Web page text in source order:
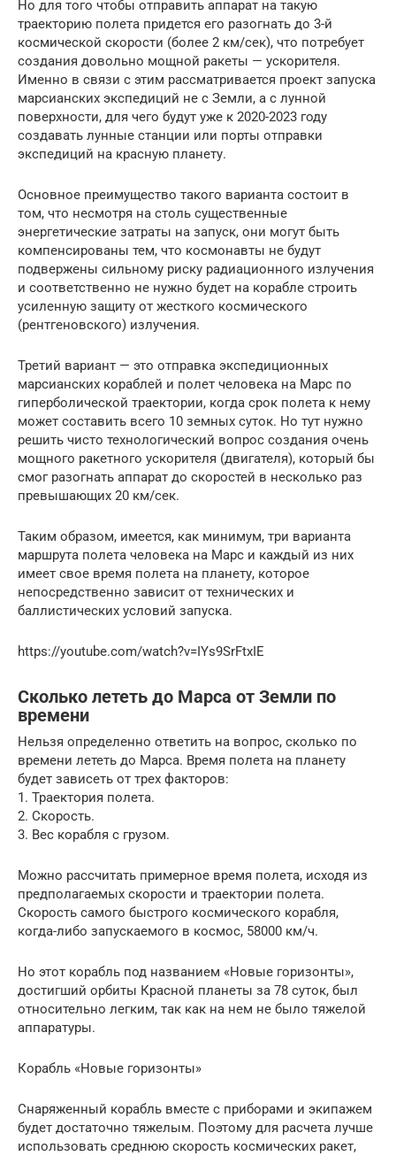
Но для того чтобы отправить аппарат на такую
траекторию полета придется его разогнать до 3-й
космической скорости (более 2 км/сек), что потребует
создания довольно мощной ракеты — ускорителя.
Именно в связи с этим рассматривается проект запуска
марсианских экспедиций не с Земли, а с лунной
поверхности, для чего будут уже к 2020-2023 году
создавать лунные станции или порты отправки
экспедиций на красную планету.
Основное преимущество такого варианта состоит в
том, что несмотря на столь существенные
энергетические затраты на запуск, они могут быть
компенсированы тем, что космонавты не будут
подвержены сильному риску радиационного излучения
и соответственно не нужно будет на корабле строить
усиленную защиту от жесткого космического
(рентгеновского) излучения.
Третий вариант — это отправка экспедиционных
марсианских кораблей и полет человека на Марс по
гиперболической траектории, когда срок полета к нему
может составить всего 10 земных суток. Но тут нужно
решить чисто технологический вопрос создания очень
мощного ракетного ускорителя (двигателя), который бы
смог разогнать аппарат до скоростей в несколько раз
превышающих 20 км/сек.
Таким образом, имеется, как минимум, три варианта
маршрута полета человека на Марс и каждый из них
имеет свое время полета на планету, которое
непосредственно зависит от технических и
баллистических условий запуска.
https://youtube.com/watch?v=IYs9SrFtxIE
Сколько лететь до Марса от Земли по
времени
Нельзя определенно ответить на вопрос, сколько по
времени лететь до Марса. Время полета на планету
будет зависеть от трех факторов:
1. Траектория полета.
2. Скорость.
3. Вес корабля с грузом.
Можно рассчитать примерное время полета, исходя из
предполагаемых скорости и траектории полета.
Скорость самого быстрого космического корабля,
когда-либо запускаемого в космос, 58000 км/ч.
Но этот корабль под названием «Новые горизонты»,
достигший орбиты Красной планеты за 78 суток, был
относительно легким, так как на нем не было тяжелой
аппаратуры.
Корабль «Новые горизонты»
Снаряженный корабль вместе с приборами и экипажем
будет достаточно тяжелым. Поэтому для расчета лучше
использовать среднюю скорость космических ракет,